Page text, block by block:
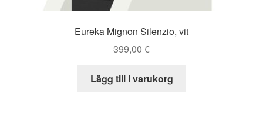
Eureka Mignon Silenzio, vit
399,00 €
Lägg till i varukorg